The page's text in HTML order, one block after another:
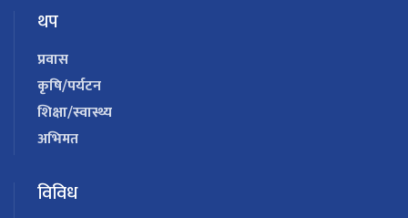
थप
प्रवास
कृषि/पर्यटन
शिक्षा/स्वास्थ्य
अभिमत
विविध